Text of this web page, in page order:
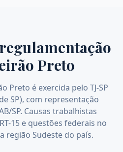
Preto
Preto é exercida pelo TJ-SP
SP), com representação
SP. Causas trabalhistas
15 e questões federais no
região Sudeste do país.